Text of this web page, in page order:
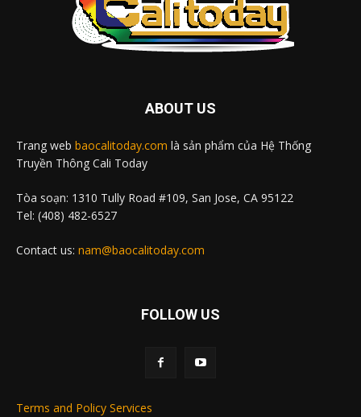
ABOUT US
Trang web baocalitoday.com là sản phẩm của Hệ Thống
Truyền Thông Cali Today
Tòa soạn: 1310 Tully Road #109, San Jose, CA 95122
Tel: (408) 482-6527
Contact us: nam@baocalitoday.com
FOLLOW US
Terms and Policy Services